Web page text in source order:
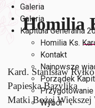
Galeria
Galeria
Kapituła Generalna
Homilia Ks.
Kontakt
Najnowsze
Porządek
Przygotowanie
Wybór
Homilia
Kard. Stanisław
Papieska Bazylika
Matki Bożej Większej